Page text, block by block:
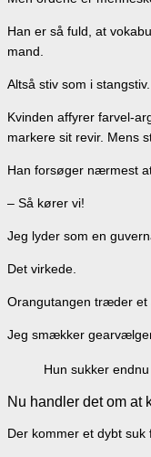
Han er så fuld, at
mand.
Altså stiv som i stangstiv.
Kvinden affyrer farvel-
markere sit revir. Mens
Han forsøger nærmest
– Så kører vi!
Jeg lyder som en
Det virkede.
Orangutangen træder et
Jeg smækker
Hun sukker
Nu handler det om at
Der kommer et dybt